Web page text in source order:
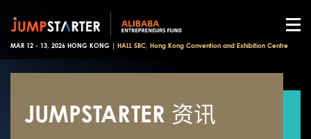
MAR 12 - 13, 2026 HONG KONG | HALL 5BC, Hong Kong Convention and Exhibition Centre
JUMPSTARTER 资讯